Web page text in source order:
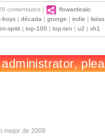
comentarios |
flowardealo
boys | década | grunge | indie | listas
spitit | top-100 | top-ten | u2 | vh1
mejor de 2008